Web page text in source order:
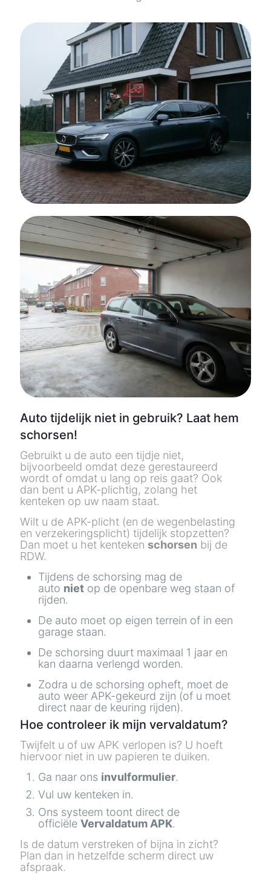
Auto tijdelijk niet in gebruik? Laat hem
schorsen!
Gebruikt u de auto een tijdje niet,
bijvoorbeeld omdat deze gerestaureerd
wordt of omdat u lang op reis gaat? Ook
dan bent u APK-plichtig, zolang het
kenteken op uw naam staat.
Wilt u de APK-plicht (en de wegenbelasting
en verzekeringsplicht) tijdelijk stopzetten?
Dan moet u het kenteken schorsen bij de
RDW.
Tijdens de schorsing mag de
auto niet op de openbare weg staan of
rijden.
De auto moet op eigen terrein of in een
garage staan.
De schorsing duurt maximaal 1 jaar en
kan daarna verlengd worden.
Zodra u de schorsing opheft, moet de
auto weer APK-gekeurd zijn (of u moet
direct naar de keuring rijden).
Hoe controleer ik mijn vervaldatum?
Twijfelt u of uw APK verlopen is? U hoeft
hiervoor niet in uw papieren te duiken.
Ga naar ons invulformulier.
Vul uw kenteken in.
Ons systeem toont direct de
officiële Vervaldatum APK.
Is de datum verstreken of bijna in zicht?
Plan dan in hetzelfde scherm direct uw
afspraak.